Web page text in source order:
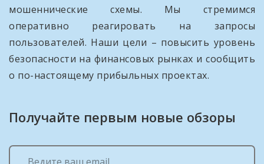
мошеннические схемы. Мы стремимся
оперативно реагировать на запросы
пользователей. Наши цели – повысить уровень
безопасности на финансовых рынках и сообщить
о по-настоящему прибыльных проектах.
Получайте первым новые обзоры